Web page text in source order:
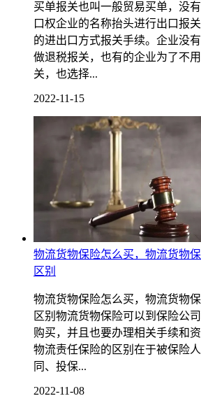
买单报关也叫一般贸易买单，没
口权企业的名称抬头进行出口报
的进出口方式报关手续。企业没
做退税报关，也有的企业为了不
关，也选择...
2022-11-15
物流货物保险怎么买，物流货物
区别
物流货物保险怎么买，物流货物
区别物流货物保险可以到保险公
购买，并且也要办理相关手续和
物流责任保险的区别在于被保险
同、投保...
2022-11-08